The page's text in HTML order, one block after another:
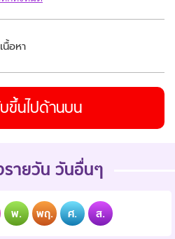
อหา
ขึ้นไปด้านบน
รายวัน วันอื่นๆ
พ. พฤ. ศ. ส.